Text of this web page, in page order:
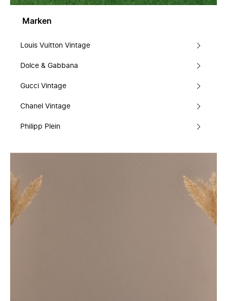
Marken
Louis Vuitton Vintage
Dolce & Gabbana
Gucci Vintage
Chanel Vintage
Philipp Plein